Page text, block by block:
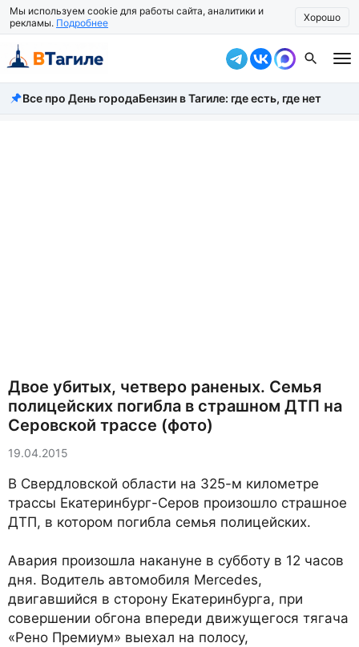
Мы используем cookie для работы сайта, аналитики и
рекламы. Подробнее Хорошо
Все новости
Все про День городаБензин в Тагиле: где есть, где нет
Двое убитых, четверо раненых. Семья
полицейских погибла в страшном ДТП на
Серовской трассе (фото)
19.04.2015
В Свердловской области на 325-м километре
трассы Екатеринбург-Серов произошло страшное
ДТП, в котором погибла семья полицейских.
Авария произошла накануне в субботу в 12 часов
дня. Водитель автомобиля Mercedes,
двигавшийся в сторону Екатеринбурга, при
совершении обгона впереди движущегося тягача
«Рено Премиум» выехал на полосу,